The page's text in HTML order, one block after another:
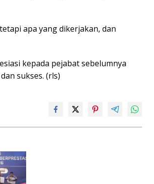
apa yang dikerjakan, dan
kepada pejabat sebelumnya
sukses. (rls)